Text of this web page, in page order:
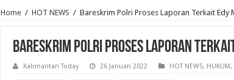
Home / HOT NEWS / Bareskrim Polri Proses Laporan Terkait Edy
Bareskrim Polri Proses Laporan
Kalimantan Today 26 Januari 2022 HOT NEWS, HUKUM,